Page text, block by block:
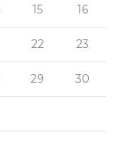
15 16
22 23
29 30